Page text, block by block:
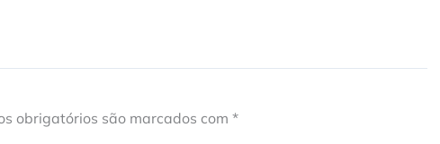
obrigatórios são marcados com *